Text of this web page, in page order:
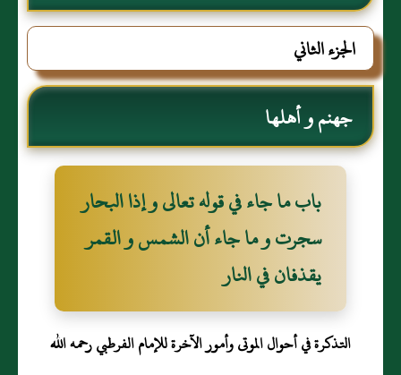
الفرطبي رحمه الله
الجزء الثاني
جهنم و أهلها
باب ما جاء في قوله تعالى و إذا البحار
سجرت و ما جاء أن الشمس و القمر
يقذفان في النار
التذكرة في أحوال الموتى وأمور الآخرة للإمام الفرطبي رحمه الله